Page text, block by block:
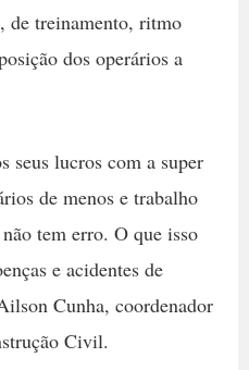
de treinamento, ritmo
dos operários a
seus lucros com a super
de menos e trabalho
tem erro. O que isso
e acidentes de
Cunha, coordenador
Civil.